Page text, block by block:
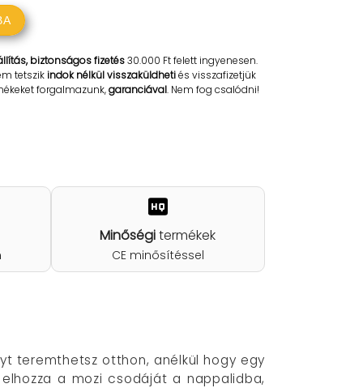
biztonságos fizetés30.000 Ft felett ingyenesen.
tetszikindok nélkül visszaküldhetiés visszafizetjük
forgalmazunk,garanciával. Nem fog csalódni!
Minőségitermékek
CE minősítéssel
teremthetsz otthon, anélkül hogy egy
a mozi csodáját a nappalidba,